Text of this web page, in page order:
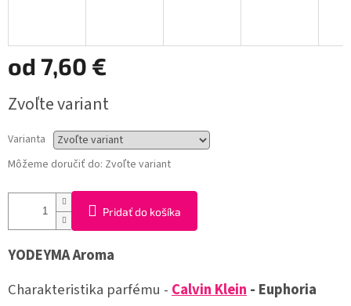
od 7,60 €
cena:
Zvoľte variant
Varianta
Môžeme doručiť do: Zvoľte variant
Pridať do košíka
YODEYMAAroma
Charakteristika parfému -CalvinKlein- Euphoria